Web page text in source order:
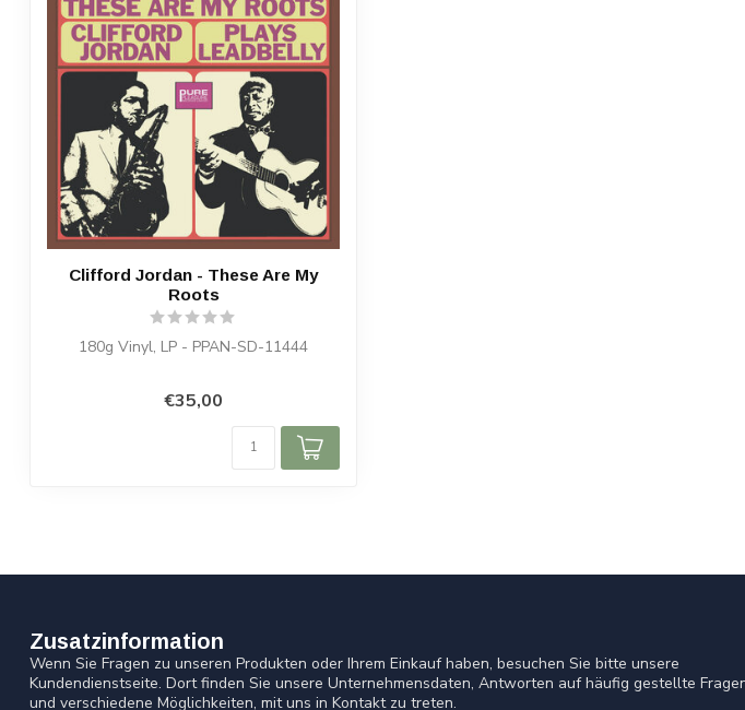
Clifford Jordan - These Are My
Roots
180g Vinyl, LP - PPAN-SD-11444
€35,00
Zusatzinformation
Wenn Sie Fragen zu unseren Produkten oder Ihrem Einkauf haben, besuchen Sie bitte unsere
Kundendienstseite. Dort finden Sie unsere Unternehmensdaten, Antworten auf häufig gestellte
und verschiedene Möglichkeiten, mit uns in Kontakt zu treten.